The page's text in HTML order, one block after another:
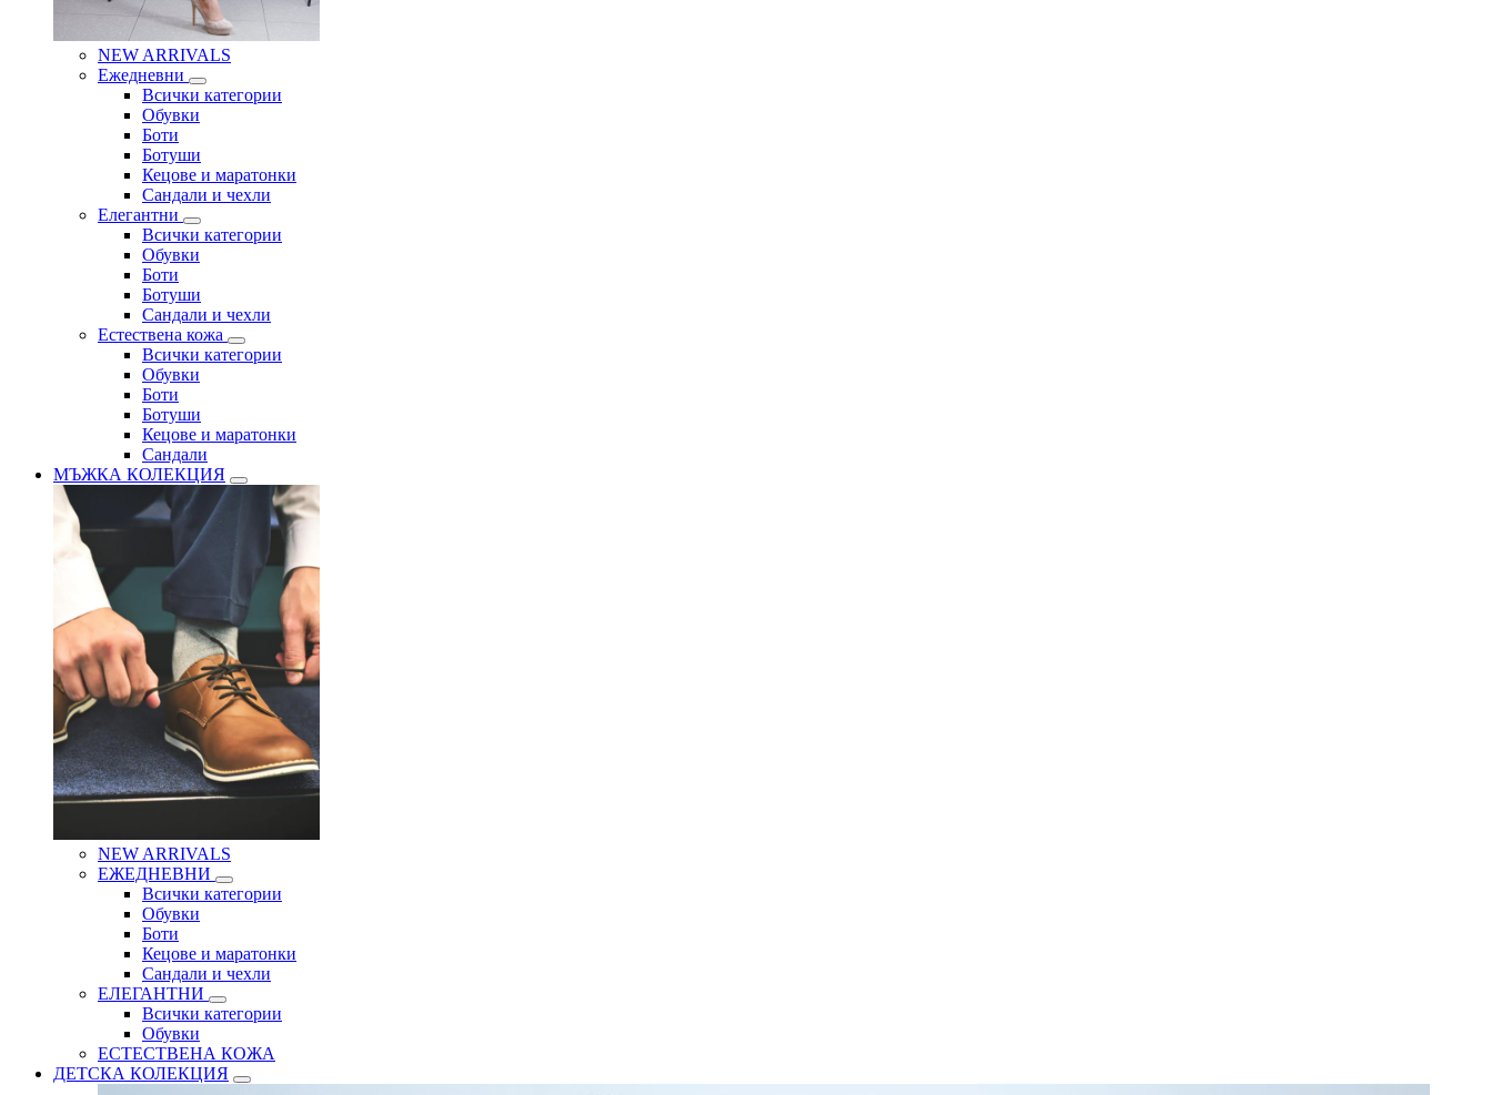
NEW ARRIVALS
Ежедневни
Всички категории
Обувки
Боти
Ботуши
Кецове и маратонки
Сандали и чехли
Елегантни
Всички категории
Обувки
Боти
Ботуши
Сандали и чехли
Естествена кожа
Всички категории
Обувки
Боти
Ботуши
Кецове и маратонки
Сандали
МЪЖКА КОЛЕКЦИЯ
NEW ARRIVALS
ЕЖЕДНЕВНИ
Всички категории
Обувки
Боти
Кецове и маратонки
Сандали и чехли
ЕЛЕГАНТНИ
Всички категории
Обувки
ЕСТЕСТВЕНА КОЖА
ДЕТСКА КОЛЕКЦИЯ